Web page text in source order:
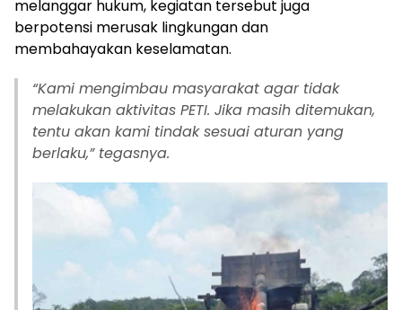
melanggar hukum, kegiatan tersebut juga
berpotensi merusak lingkungan dan
membahayakan keselamatan.
“Kami mengimbau masyarakat agar tidak
melakukan aktivitas PETI. Jika masih ditemukan,
tentu akan kami tindak sesuai aturan yang
berlaku,” tegasnya.